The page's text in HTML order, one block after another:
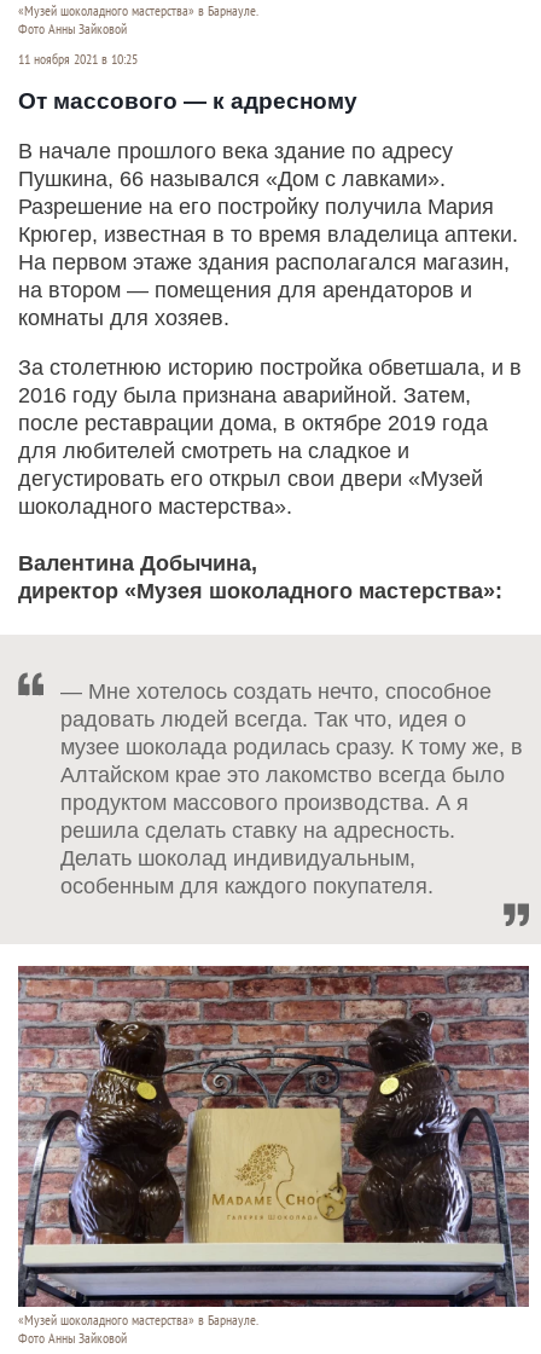
«Музей шоколадного мастерства» в Барнауле.
Фото Анны Зайковой
11 ноября 2021 в 10:25
От массового — к адресному
В начале прошлого века здание по адресу
Пушкина, 66 назывался «Дом с лавками».
Разрешение на его постройку получила Мария
Крюгер, известная в то время владелица аптеки.
На первом этаже здания располагался магазин,
на втором — помещения для арендаторов и
комнаты для хозяев.
За столетнюю историю постройка обветшала, и в
2016 году была признана аварийной. Затем,
после реставрации дома, в октябре 2019 года
для любителей смотреть на сладкое и
дегустировать его открыл свои двери «Музей
шоколадного мастерства».
Валентина Добычина,
директор «Музея шоколадного мастерства»:
— Мне хотелось создать нечто, способное
радовать людей всегда. Так что, идея о
музее шоколада родилась сразу. К тому же, в
Алтайском крае это лакомство всегда было
продуктом массового производства. А я
решила сделать ставку на адресность.
Делать шоколад индивидуальным,
особенным для каждого покупателя.
«Музей шоколадного мастерства» в Барнауле.
Фото Анны Зайковой